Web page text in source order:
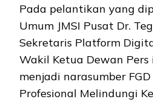
Pada pelantikan yang
Umum JMSI Pusat Dr.
Sekretaris Platform
Wakil Ketua Dewan
menjadi narasumber FGD
Profesional Melindungi